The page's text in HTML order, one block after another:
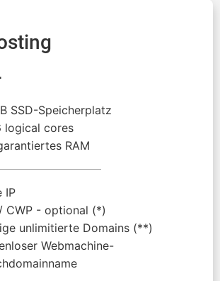
SSD-Speicherplatz
logical cores
RAM
IP
CWP - optional (*)
unlimitierte Domains (**)
Webmachine-